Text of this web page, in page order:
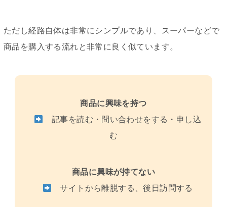
ただし経路自体は非常にシンプルであり、スーパーなどで
商品を購入する流れと非常に良く似ています。
商品に興味を持つ
記事を読む・問い合わせをする・申し込
む
商品に興味が持てない
サイトから離脱する、後日訪問する